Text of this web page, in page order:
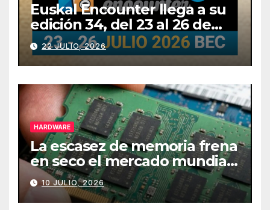
Euskal Encounter llega a su
edición 34, del 23 al 26 de
julio
22 JULIO, 2026
HARDWARE
La escasez de memoria frena
en seco el mercado mundial
de PCs
10 JULIO, 2026